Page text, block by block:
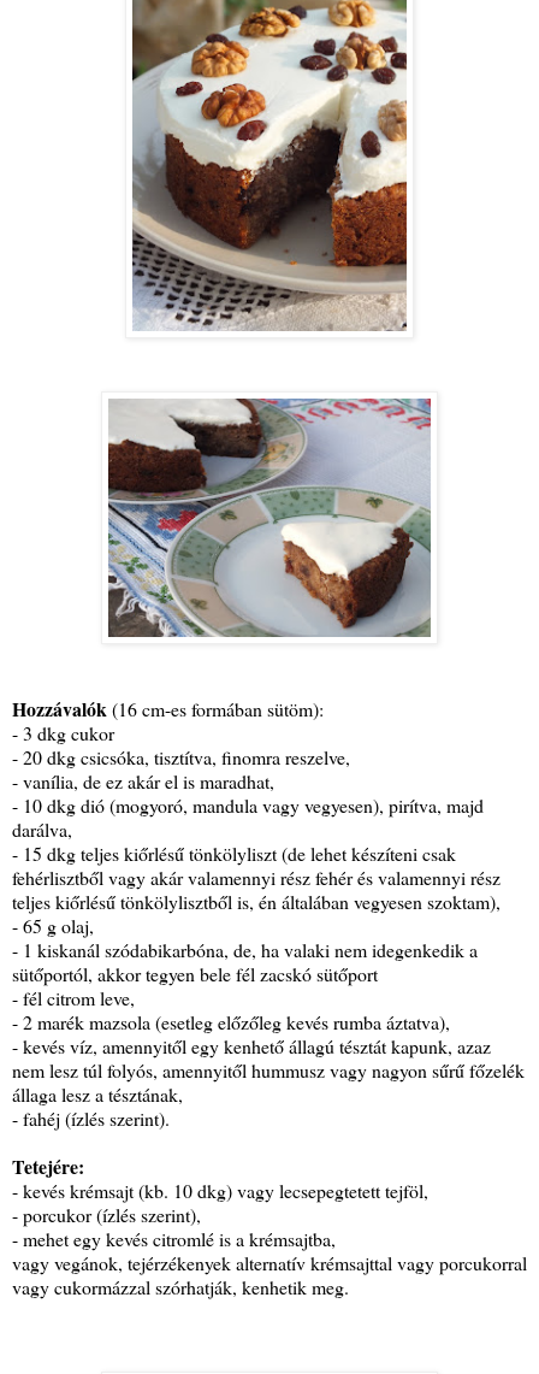
Hozzávalók(16 cm-es formában sütöm):
- 3 dkg cukor
- 20 dkg csicsóka, tisztítva, finomra reszelve,
- vanília, de ez akár el is maradhat,
- 10 dkg dió (mogyoró, mandula vagy vegyesen), pirítva, majd
darálva,
- 15 dkg teljes kiőrlésű tönkölyliszt (de lehet készíteni csak
fehérlisztből vagy akár valamennyi rész fehér és valamennyi rész
teljes kiőrlésű tönkölylisztből is, én általában vegyesen szoktam),
- 65 g olaj,
- 1 kiskanál szódabikarbóna, de, ha valaki nem idegenkedik a
sütőportól, akkor tegyen bele fél zacskó sütőport
- fél citrom leve,
- 2 marék mazsola (esetleg előzőleg kevés rumba áztatva),
- kevés víz, amennyitől egy kenhető állagú tésztát kapunk, azaz
nem lesz túl folyós, amennyitől hummusz vagy nagyon sűrű főzelék
állaga lesz a tésztának,
- fahéj (ízlés szerint).
Tetejére:
- kevés krémsajt (kb. 10 dkg) vagy lecsepegtetett tejföl,
- porcukor (ízlés szerint),
- mehet egy kevés citromlé is a krémsajtba,
vagy vegánok, tejérzékenyek alternatív krémsajttal vagy porcukorral
vagy cukormázzal szórhatják, kenhetik meg.